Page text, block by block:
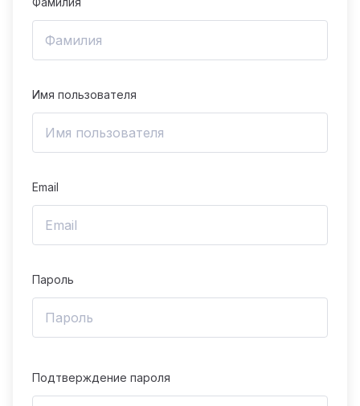
Имя пользователя
Email
Пароль
Подтверждение пароля